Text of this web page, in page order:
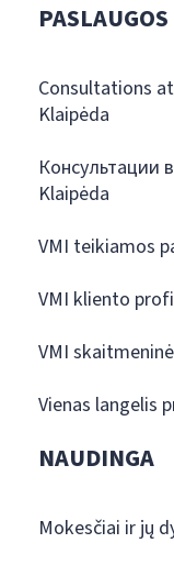
PASLAUGOS
Consultations
Klaipėda
Консультации
Klaipėda
VMI teikiamos
VMI kliento
VMI
Vienas langelis
NAUDINGA
Mokesčiai ir jų